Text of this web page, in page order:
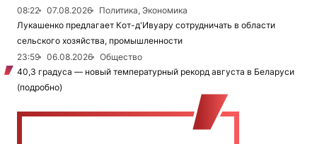
08:22
07.08.2026
Политика, Экономика
Лукашенко предлагает Кот-д'Ивуару сотрудничать в области
сельского хозяйства, промышленности
23:59
06.08.2026
Общество
40,3 градуса — новый температурный рекорд августа в Беларуси
(подробно)